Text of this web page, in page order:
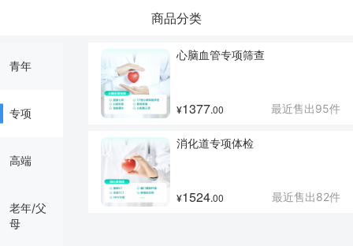
商品分类
青年
专项
高端
老年/父
母
心脑血管专项筛查
¥1377.00 最近售出95件
消化道专项体检
¥1524.00 最近售出82件